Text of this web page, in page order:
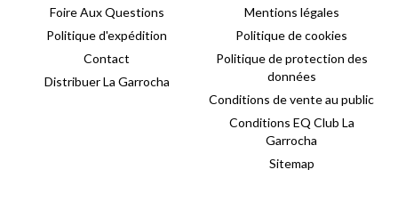
Foire Aux Questions
Politique d'expédition
Contact
Distribuer La Garrocha
Mentions légales
Politique de cookies
Politique de protection des
données
Conditions de vente au public
Conditions EQ Club La
Garrocha
Sitemap